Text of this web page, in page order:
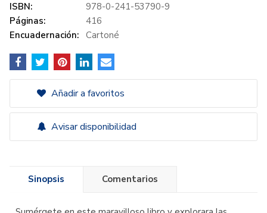
ISBN:
978-0-241-53790-9
Páginas:
416
Encuadernación: Cartoné
Añadir a favoritos
Avisar disponibilidad
Sinopsis Comentarios